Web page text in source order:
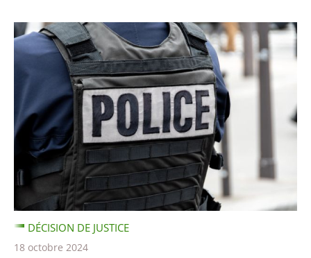
DÉCISION DE JUSTICE
18 octobre 2024